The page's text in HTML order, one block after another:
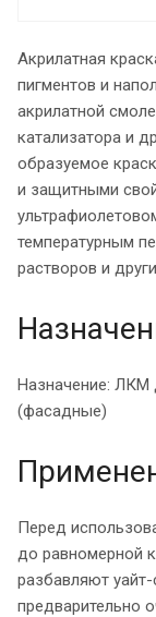
Акрилатная
пигментов и
акрилатной
катализатора и
образуемое
и защитными
температурным
растворов и
Назначение: ЛКМ
(фасадные)
Перед
до равномерной
разбавляют
предварительно